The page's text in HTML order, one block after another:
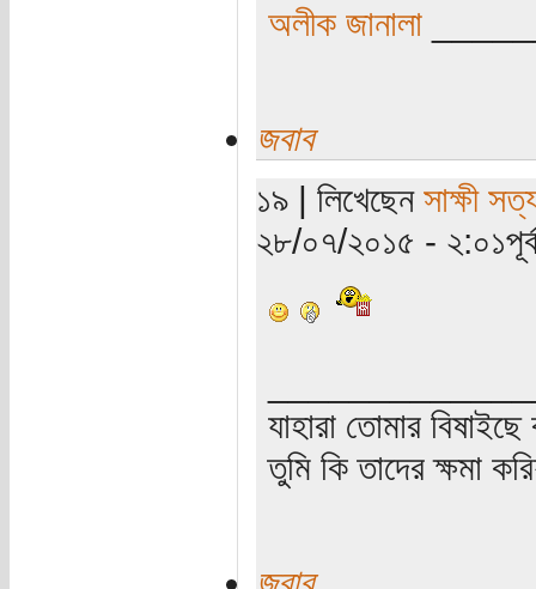
অলীক জানালা
জবাব
১৯ | লিখেছেন সাক্ষী
২৮/০৭/২০১৫ -
যাহারা তোমার
তুমি কি তাদের ক্ষমা